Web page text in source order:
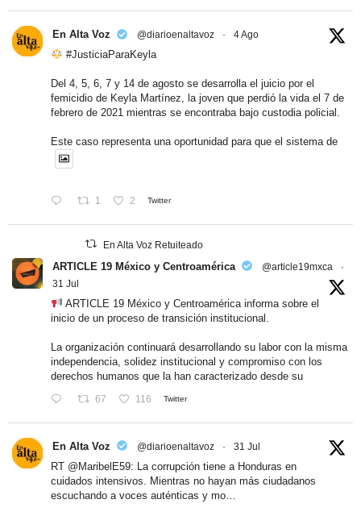
En Alta Voz @diarioenaltavoz · 4 Ago
#JusticiaParaKeyla
Del 4, 5, 6, 7 y 14 de agosto se desarrolla el juicio por el
femicidio de Keyla Martínez, la joven que perdió la vida el 7 de
febrero de 2021 mientras se encontraba bajo custodia policial.
Este caso representa una oportunidad para que el sistema de
1 2 Twitter
En Alta Voz Retuiteado
ARTICLE 19 México y Centroamérica @article19mxca
·
31 Jul
ARTICLE 19 México y Centroamérica informa sobre el
inicio de un proceso de transición institucional.
La organización continuará desarrollando su labor con la misma
independencia, solidez institucional y compromiso con los
derechos humanos que la han caracterizado desde su
67 116 Twitter
En Alta Voz @diarioenaltavoz · 31 Jul
RT @MaribelE59: La corrupción tiene a Honduras en
cuidados intensivos. Mientras no hayan más ciudadanos
escuchando a voces auténticas y mo…